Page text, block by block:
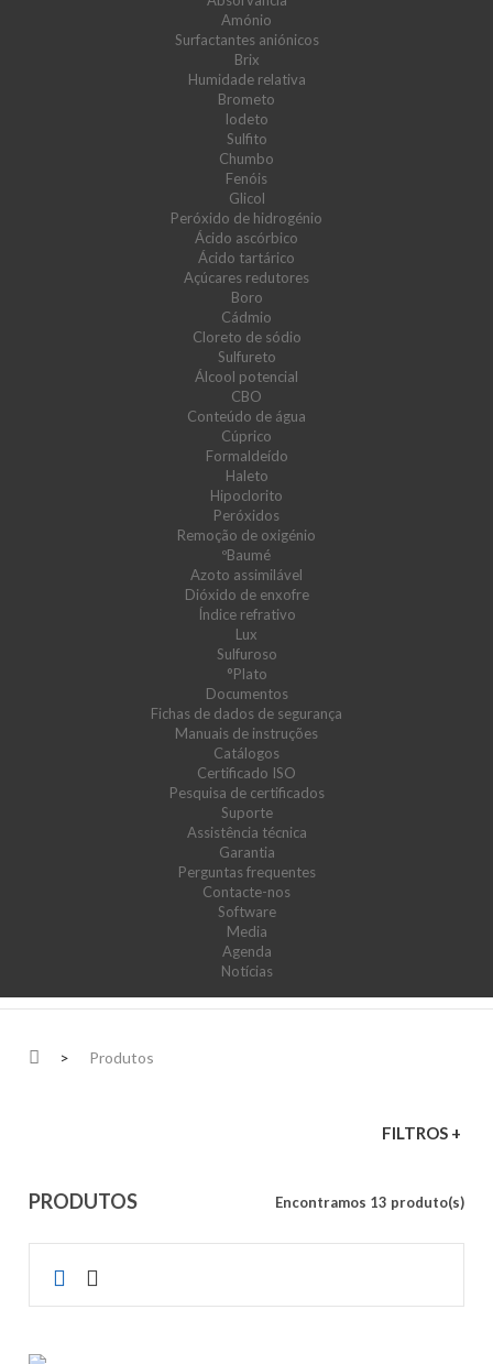
Amónio
Surfactantes aniónicos
Brix
Humidade relativa
Brometo
Iodeto
Sulfito
Chumbo
Fenóis
Glicol
Peróxido de hidrogénio
Ácido ascórbico
Ácido tartárico
Açúcares redutores
Boro
Cádmio
Cloreto de sódio
Sulfureto
Álcool potencial
CBO
Conteúdo de água
Cúprico
Formaldeído
Haleto
Hipoclorito
Peróxidos
Remoção de oxigénio
ºBaumé
Azoto assimilável
Dióxido de enxofre
Índice refrativo
Lux
Sulfuroso
°Plato
Documentos
Fichas de dados de segurança
Manuais de instruções
Catálogos
Certificado ISO
Pesquisa de certificados
Suporte
Assistência técnica
Garantia
Perguntas frequentes
Contacte-nos
Software
Media
Agenda
Notícias
> Produtos
FILTROS +
PRODUTOS Encontramos 13 produto(s)